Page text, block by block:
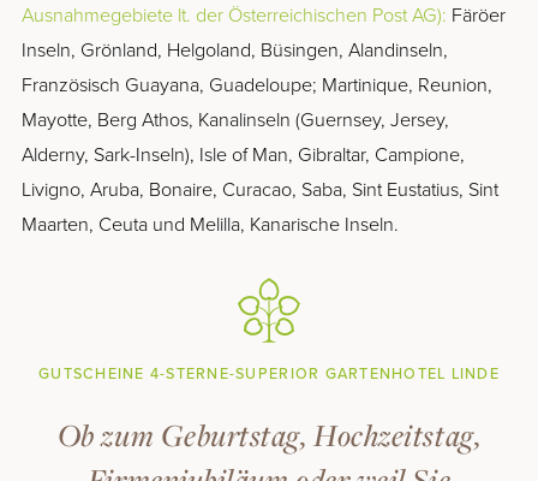
Ausnahmegebiete lt. der Österreichischen Post AG): Färöer
Inseln, Grönland, Helgoland, Büsingen, Alandinseln,
Französisch Guayana, Guadeloupe; Martinique, Reunion,
Mayotte, Berg Athos, Kanalinseln (Guernsey, Jersey,
Alderny, Sark-Inseln), Isle of Man, Gibraltar, Campione,
Livigno, Aruba, Bonaire, Curacao, Saba, Sint Eustatius, Sint
Maarten, Ceuta und Melilla, Kanarische Inseln.
GUTSCHEINE 4-STERNE-SUPERIOR GARTENHOTEL LINDE
Ob zum Geburtstag, Hochzeitstag,